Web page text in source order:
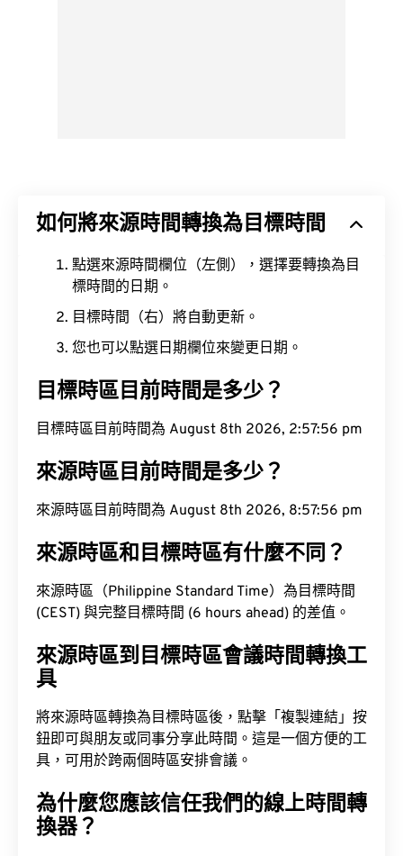
如何將來源時間轉換為目標時間
點選來源時間欄位（左側），選擇要轉換為目
標時間的日期。
目標時間（右）將自動更新。
您也可以點選日期欄位來變更日期。
目標時區目前時間是多少？
目標時區目前時間為 August 8th 2026, 2:57:57 pm
來源時區目前時間是多少？
來源時區目前時間為 August 8th 2026, 8:57:57 pm
來源時區和目標時區有什麼不同？
來源時區（Philippine Standard Time）為目標時間
(CEST) 與完整目標時間 (6 hours ahead) 的差值。
來源時區到目標時區會議時間轉換工
具
將來源時區轉換為目標時區後，點擊「複製連結」按
鈕即可與朋友或同事分享此時間。這是一個方便的工
具，可用於跨兩個時區安排會議。
為什麼您應該信任我們的線上時間轉
換器？